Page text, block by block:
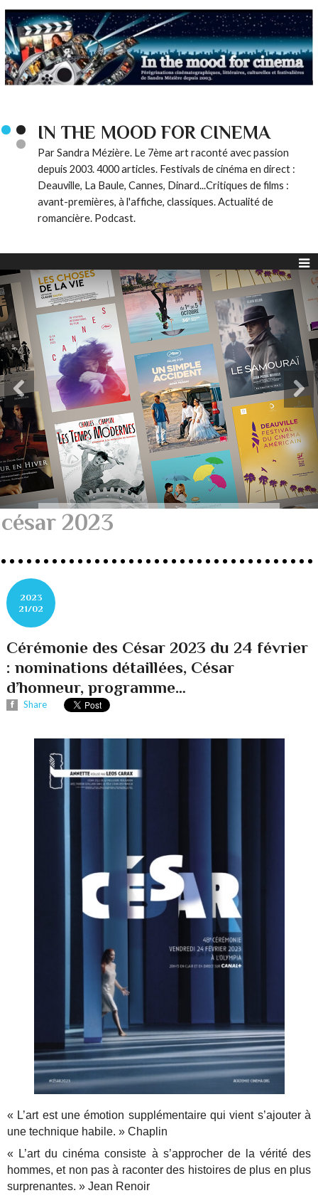
IN THE MOOD FOR CINEMA
Par Sandra Mézière. Le 7ème art raconté avec passion
depuis 2003. 4000 articles. Festivals de cinéma en direct :
Deauville, La Baule, Cannes, Dinard...Critiques de films :
avant-premières, à l'affiche, classiques. Actualité de
romancière. Podcast.
césar 2023
2023
21/02
Cérémonie des César 2023 du 24 février
: nominations détaillées, César
d’honneur, programme…
Share
« L’art est une émotion supplémentaire qui vient s’ajouter à
une technique habile. » Chaplin
« L’art du cinéma consiste à s’approcher de la vérité des
hommes, et non pas à raconter des histoires de plus en plus
surprenantes. » Jean Renoir